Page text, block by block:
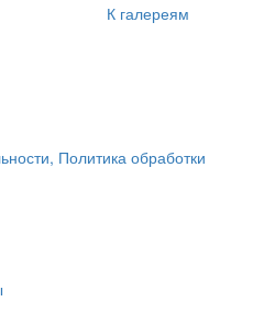
К галереям
Политика обработки